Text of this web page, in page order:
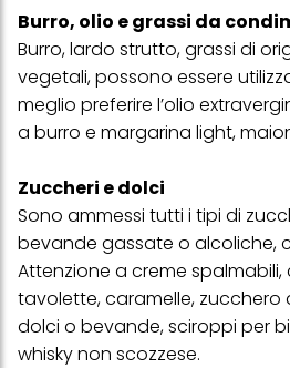
Burro, olio e grassi da
Burro, lardo strutto, grassi di
vegetali, possono essere
meglio preferire l’olio
a burro e margarina light,
Zuccheri e dolci
Sono ammessi tutti i tipi di
bevande gassate o alcoliche,
Attenzione a creme
tavolette, caramelle, zucchero
dolci o bevande, sciroppi per
whisky non scozzese.